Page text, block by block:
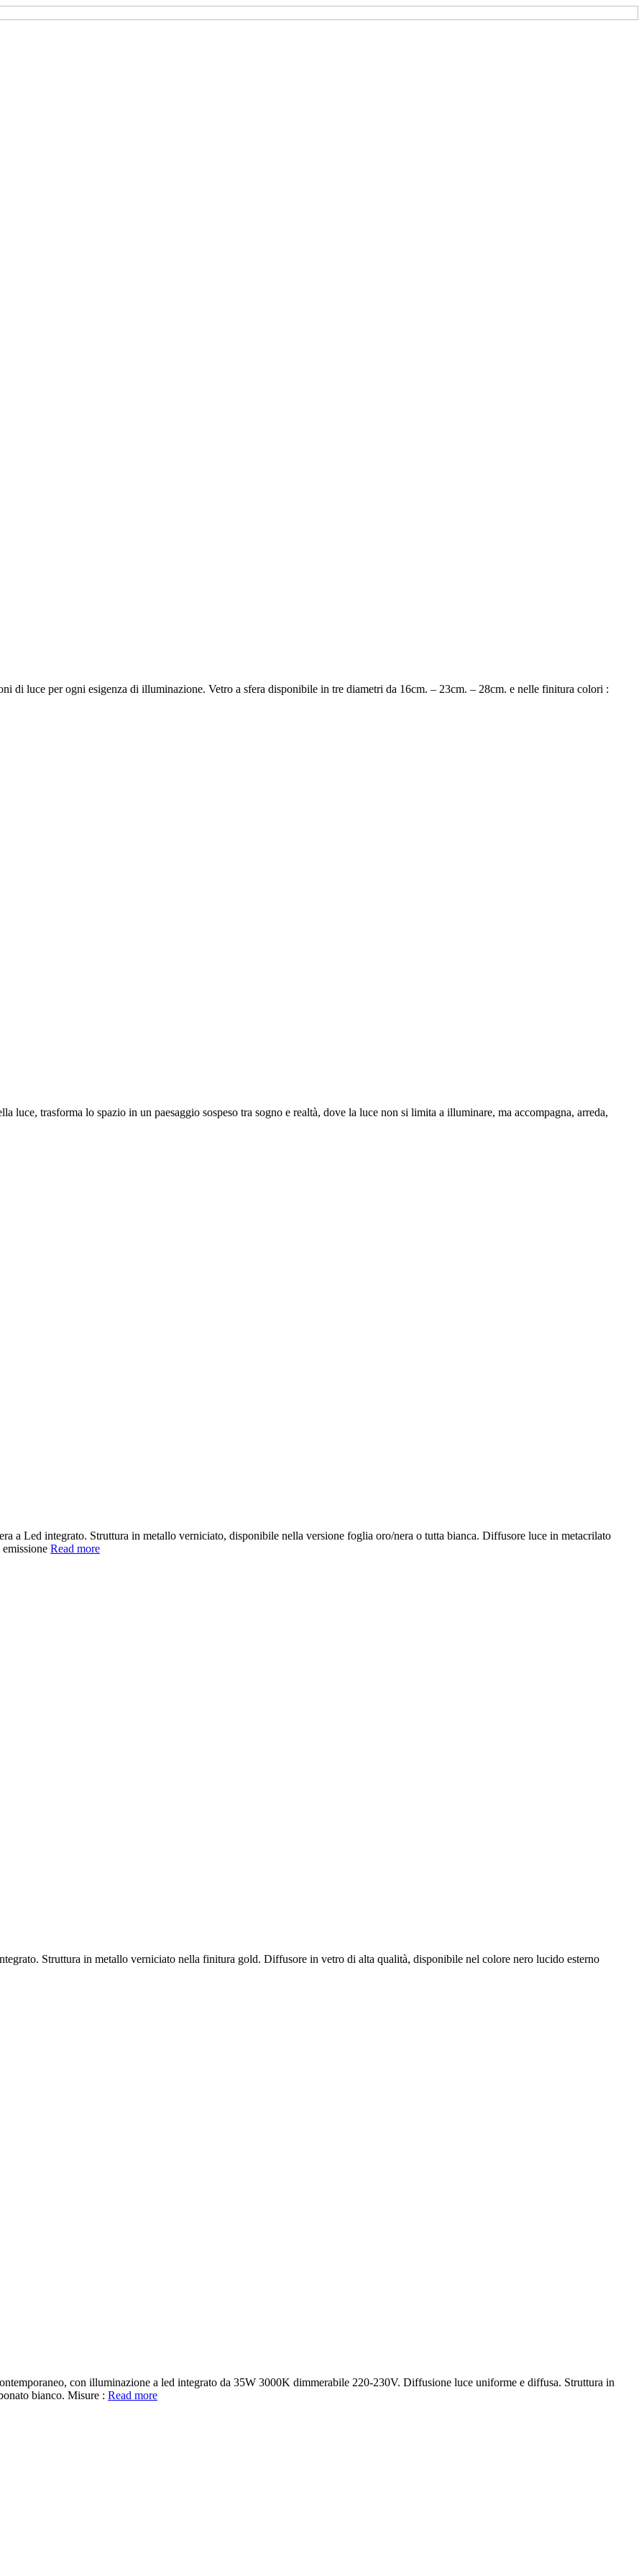
di luce per ogni esigenza di illuminazione. Vetro a sfera disponibile in tre diametri da 16cm. – 23cm. – 28cm. e nelle finitura colori :
luce, trasforma lo spazio in un paesaggio sospeso tra sogno e realtà, dove la luce non si limita a illuminare, ma accompagna, arreda,
a Led integrato. Struttura in metallo verniciato, disponibile nella versione foglia oro/nera o tutta bianca. Diffusore luce in metacrilato
Read more
Struttura in metallo verniciato nella finitura gold. Diffusore in vetro di alta qualità, disponibile nel colore nero lucido esterno
con illuminazione a led integrato da 35W 3000K dimmerabile 220-230V. Diffusione luce uniforme e diffusa. Struttura in
bianco. Misure : Read more